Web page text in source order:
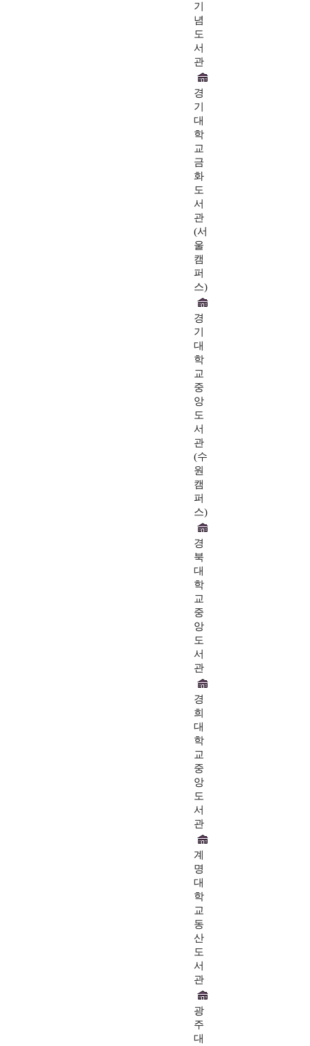
기
념
도
서
관
경
기
대
학
교
금
화
도
서
관
(서
울
캠
퍼
스)
경
기
대
학
교
중
앙
도
서
관
(수
원
캠
퍼
스)
경
북
대
학
교
중
앙
도
서
관
경
희
대
학
교
중
앙
도
서
관
계
명
대
학
교
동
산
도
서
관
광
주
대